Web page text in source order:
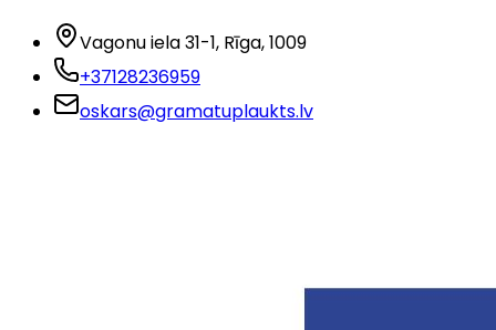
Vagonu iela 31-1, Rīga, 1009
+37128236959
oskars@gramatuplaukts.lv